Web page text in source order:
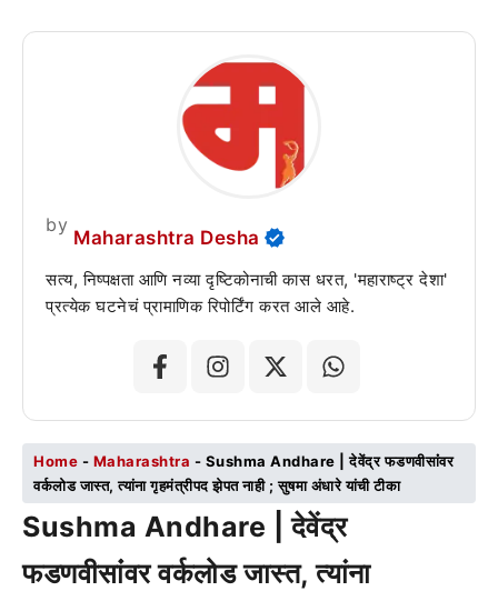
by
Maharashtra Desha
सत्य, निष्पक्षता आणि नव्या दृष्टिकोनाची कास धरत, 'महाराष्ट्र देशा'
प्रत्येक घटनेचं प्रामाणिक रिपोर्टिंग करत आले आहे.
Home - Maharashtra - Sushma Andhare | देवेंद्र फडणवीसांंवर
वर्कलोड जास्त, त्यांना गृहमंत्रीपद झेपत नाही ; सुषमा अंधारे यांची टीका
Sushma Andhare | देवेंद्र
फडणवीसांंवर वर्कलोड जास्त, त्यांना